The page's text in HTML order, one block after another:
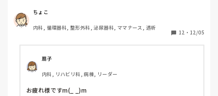
は怖くて向かえない気がします。本当は最後のけじめとして
病棟に行き、スタッフに挨拶するのが筋だとは思うのです
が…
ちょこ
内科, 循環器科, 整形外科, 泌尿器科, ママナース, 透析
12 ・ 12/05
扇子
内科, リハビリ科, 病棟, リーダー
お疲れ様ですm(_ _)m